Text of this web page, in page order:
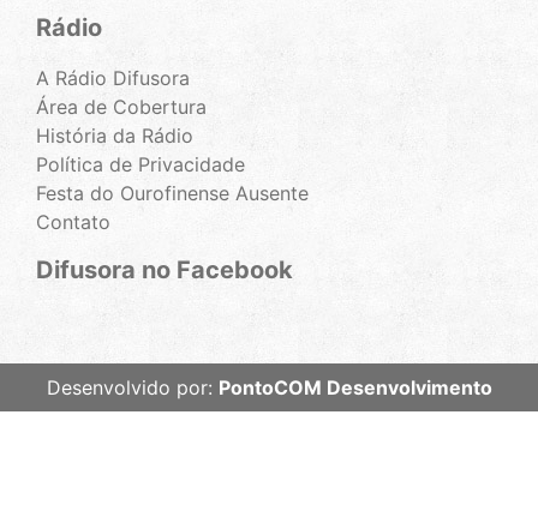
Rádio
A Rádio Difusora
Área de Cobertura
História da Rádio
Política de Privacidade
Festa do Ourofinense Ausente
Contato
Difusora no Facebook
Desenvolvido por: PontoCOM Desenvolvimento